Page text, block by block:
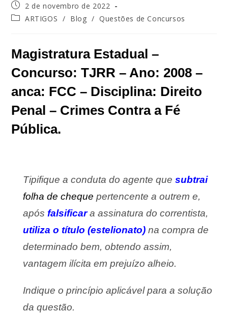
2 de novembro de 2022
ARTIGOS / Blog / Questões de Concursos
Magistratura Estadual –
Concurso: TJRR – Ano: 2008 –
anca: FCC – Disciplina: Direito
Penal – Crimes Contra a Fé
Pública.
Tipifique a conduta do agente quesubtrai
folha de cheque pertencente a outrem e,
após falsificar a assinatura do correntista,
utiliza o título (estelionato) na compra de
determinado bem, obtendo assim,
vantagem ilícita em prejuízo alheio.
Indique o princípio aplicável para a solução
da questão.